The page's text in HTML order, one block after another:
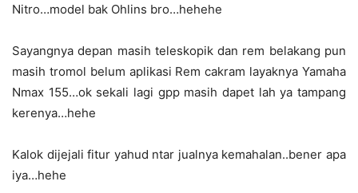
Nitro…model bak Ohlins bro…hehehe
Sayangnya depan masih teleskopik dan rem belakang pun
masih tromol belum aplikasi Rem cakram layaknya Yamaha
Nmax 155…ok sekali lagi gpp masih dapet lah ya tampang
kerenya…hehe
Kalok dijejali fitur yahud ntar jualnya kemahalan..bener apa
iya…hehe